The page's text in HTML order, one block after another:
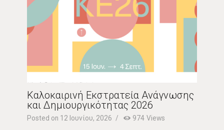
Καλοκαιρινή Εκστρατεία Ανάγνωσης
και Δημιουργικότητας 2026
Posted on 12 Ιουνίου, 2026 974 Views